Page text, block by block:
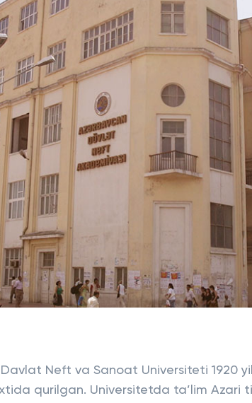
Neft va Sanoat Universiteti 1920
qurilgan. Universitetda ta’lim Azari